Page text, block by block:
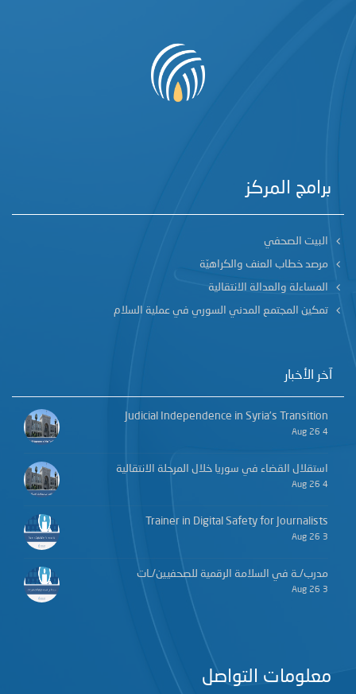
برامج المركز
البيت الصحفي
مرصد خطاب العنف والكراهيّة
المساءلة والعدالة الانتقالية
تمكين المجتمع المدني السوري في عملية السلام
آخر الأخبار
Judicial Independence in Syria’s Transition
4 Aug 26
استقلال القضاء في سوريا خلال المرحلة الانتقالية
4 Aug 26
Trainer in Digital Safety for Journalists
3 Aug 26
مدرب/ـة في السلامة الرقمية للصحفيين/ـات
3 Aug 26
معلومات التواصل